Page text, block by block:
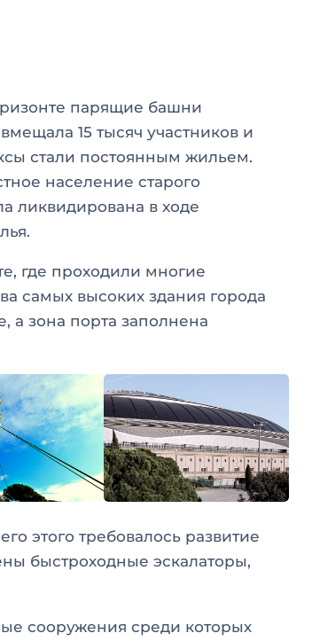
парящие башни
15 тысяч участников и
стали постоянным жильем.
население старого
ликвидирована в ходе
где проходили многие
самых высоких здания города
а зона порта заполнена
этого требовалось развитие
быстроходные эскалаторы,
сооружения среди которых